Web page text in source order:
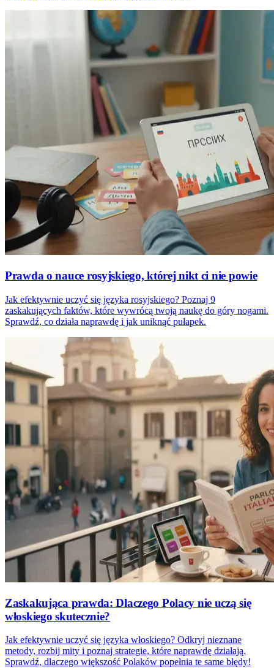
Prawda o nauce rosyjskiego, której nikt ci nie powie
Jak efektywnie uczyć się języka rosyjskiego? Poznaj 9
zaskakujących faktów, które wywrócą twoją naukę do góry nogami.
Sprawdź, co działa naprawdę i jak uniknąć pułapek.
Zaskakująca prawda: Dlaczego Polacy nie uczą się
włoskiego skutecznie?
Jak efektywnie uczyć się języka włoskiego? Odkryj nieznane
metody, rozbij mity i poznaj strategie, które naprawdę działają.
Sprawdź, dlaczego większość Polaków popełnia te same błędy!